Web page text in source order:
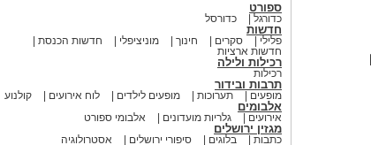
ספורט
כדורגל כדורסל
חדשות
פלילי סקרים חינוך מוניציפלי
חדשות הכנסת
חדשות ארציות
רכילות ולילה
רכילות
תרבות ובידור
מופעים תערוכות מופעים לילדים לוח אירועים קולנוע
אלבומים
אירועים גלריות מועדונים אלבומי ספורט
מגזין ירושלים
כתבות בלוגים סיפורי ירושלים אסטרולוגיה